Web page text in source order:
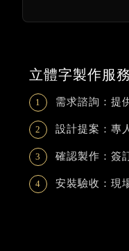
立體字製作服
需求諮詢：提
設計提案：專
確認製作：簽
安裝驗收：現